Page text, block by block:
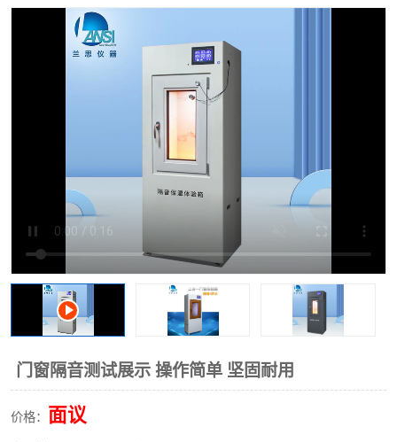
门窗隔音测试展示 操作简单 坚固耐用
价格： 面议